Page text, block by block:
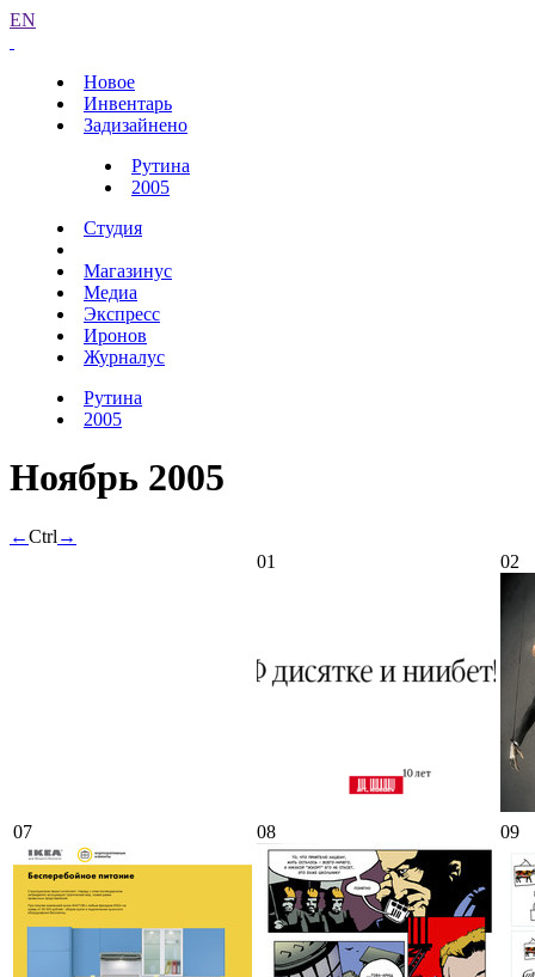
EN
Новое
Инвентарь
Задизайнено
Рутина
2005
Студия
Магазинус
Медиа
Экспресс
Иронов
Журналус
Рутина
2005
Ноябрь 2005
←Ctrl →
01
02
07 08 09